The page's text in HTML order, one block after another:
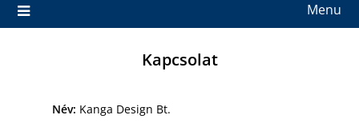
Menu
Kapcsolat
Név: Kanga Design Bt.